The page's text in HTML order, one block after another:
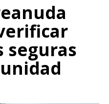
seguras